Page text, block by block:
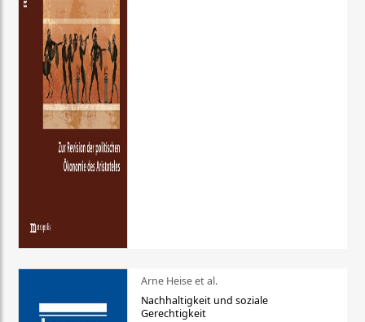
Arne Heise et al.
Nachhaltigkeit und soziale
Gerechtigkeit